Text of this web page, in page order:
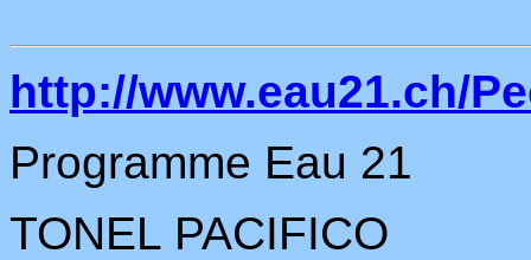
http://www.eau21.ch/
Programme Eau 21
TONEL PACIFICO